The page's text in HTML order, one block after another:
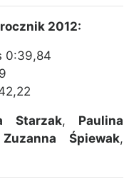
2012:
0:39,84
Starzak, Paulina
Zuzanna Śpiewak,